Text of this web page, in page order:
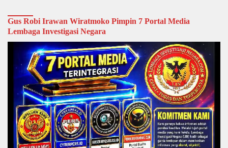
Gus Robi Irawan Wiratmoko Pimpin 7 Portal Media
Lembaga Investigasi Negara
Video
Player